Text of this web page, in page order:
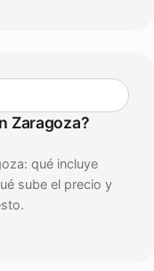
Zaragoza?
qué incluye
sube el precio y